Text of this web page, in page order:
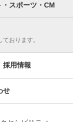
・スポーツ・CM
おります。
採用情報
せ